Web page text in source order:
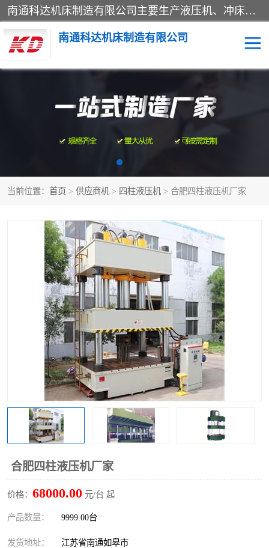
南通科达机床制造有限公司主要生产液压机、冲床、压力机等产品；本公司采用现代化企业的管理方法进行管理，立足于产品的质量管理，以优秀的品质、新颖的设计、合理的价格、完善的服务赢得广大客户的充分信赖和良好的口碑。领导层将运用科学管理方法及长期积累下来的经验和广泛领域吸取来新的技术不断调整产品结构，为市场提供精良的各类机械设备。企业将坚持与国内外各界朋友，真诚合作，共创辉煌。
南通科达机床制造有限公司
当前位置： 首页 > 供应商机 > 四柱液压机 > 合肥四柱液压机厂家
合肥四柱液压机厂家
价格： 68000.00 元/台 起
产品数量： 9999.00台
发货地址： 江苏省南通如皋市
四柱液压机 液压机
卷板机